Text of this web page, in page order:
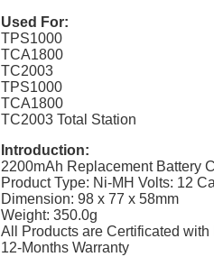
Used For:
TPS1000
TCA1800
TC2003
TPS1000
TCA1800
TC2003 Total Station
Introduction:
2200mAh Replacement Battery
Product Type: Ni-MH Volts: 12
Dimension: 98 x 77 x 58mm
Weight: 350.0g
All Products are Certificated with
12-Months Warranty